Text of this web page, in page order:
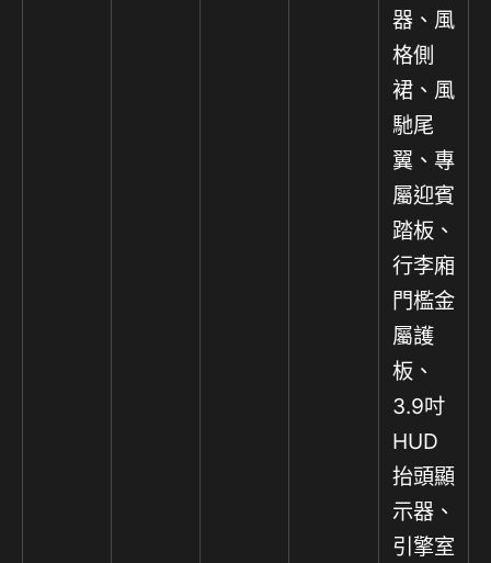
器、風
格側
裙、風
馳尾
翼、專
屬迎賓
踏板、
行李廂
門檻金
屬護
板、
3.9吋
HUD
抬頭顯
示器、
引擎室